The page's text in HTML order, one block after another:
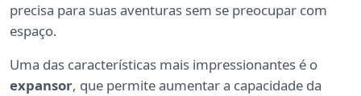
precisa para suas aventuras sem se preocupar com
espaço.
Uma das características mais impressionantes é o
expansor, que permite aumentar a capacidade da